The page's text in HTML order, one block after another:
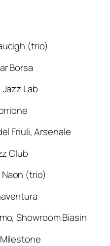
(trio)
Borsa
Lab
Friuli, Arsenale
Club
Naon (trio)
Showroom Biasin